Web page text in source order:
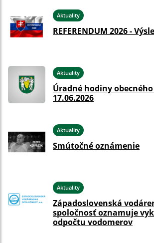
Aktuality
REFERENDUM 2026 -
Aktuality
Úradné hodiny
17.06.2026
Aktuality
Smútočné oznámenie
Aktuality
Západoslovenská
spoločnosť oznamuje
odpočtu vodomerov